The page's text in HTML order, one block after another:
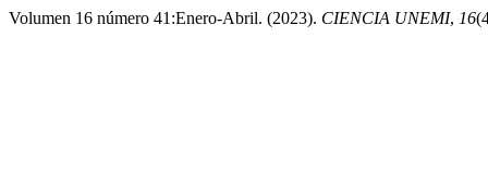
Volumen 16 número 41:Enero-Abril. (2023). CIENCIA UNEMI, 16